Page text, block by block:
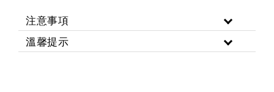
注意事項
溫馨提示